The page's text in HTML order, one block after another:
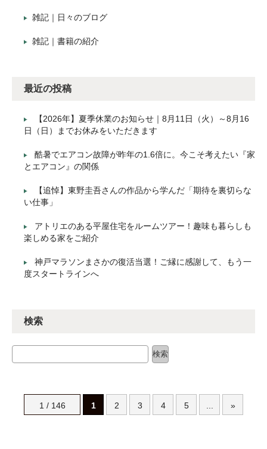
雑記｜日々のブログ
雑記｜書籍の紹介
最近の投稿
【2026年】夏季休業のお知らせ｜8月11日（火）～8月16
日（日）までお休みをいただきます
酷暑でエアコン故障が昨年の1.6倍に。今こそ考えたい『家
とエアコン』の関係
【追悼】東野圭吾さんの作品から学んだ「期待を裏切らな
い仕事」
アトリエのある平屋住宅をルームツアー！趣味も暮らしも
楽しめる家をご紹介
神戸マラソンまさかの復活当選！ご縁に感謝して、もう一
度スタートラインへ
検索
検索
検索
1 / 146 1 2 3 4 5 ... »